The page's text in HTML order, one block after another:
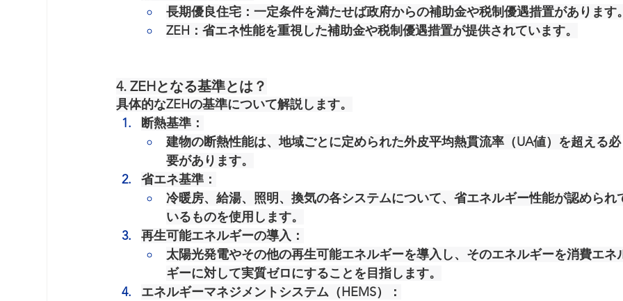
長期優良住宅 ：一定条件を満たせば政府からの補助金や税制優遇措置があります
ZEH ：省エネ性能を重視した補助金や税制優遇措置が提供されています。
4. ZEHとなる基準とは？
具体的なZEHの基準について解説します。
断熱基準 ：
建物の断熱性能は、地域ごとに定められた外皮平均熱貫流率（UA値）を超える必
要があります。
省エネ基準 ：
冷暖房、給湯、照明、換気の各システムについて、省エネルギー性能が認められ
いるものを使用します。
再生可能エネルギーの導入 ：
太陽光発電やその他の再生可能エネルギーを導入し、そのエネルギーを消費エネ
ギーに対して実質ゼロにすることを目指します。
エネルギーマネジメントシステム（HEMS）
：